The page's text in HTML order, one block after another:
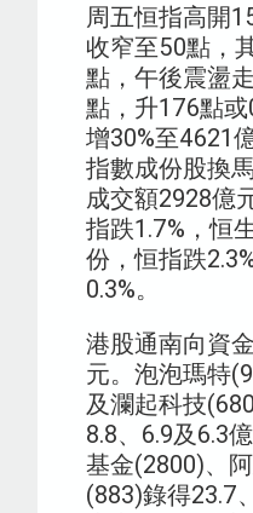
周五恒指高開
收窄至50點，
點，午後震盪
點，升176點或
增30%至4621
指數成份股換
成交額2928億
指跌1.7%，恒
份，恒指跌
0.3%。
港股通南向資
元。泡泡瑪特
及瀾起科技
8.8、6.9及6.3
基金(2800)、
(883)錄得23.7